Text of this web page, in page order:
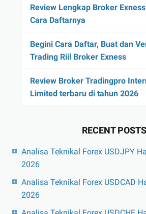
Review Lengkap Broker
Cara Daftarnya
Begini Cara Daftar, Buat dan
Trading Riil Broker Exness
Review Broker Tradingpro
Limited terbaru di tahun 2026
RECENT POSTS
Analisa Teknikal Forex USDJPY
2026
Analisa Teknikal Forex USDCAD
2026